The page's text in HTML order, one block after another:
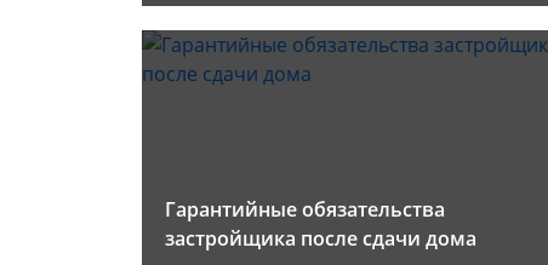
Гарантийные обязательства
застройщика после сдачи дома